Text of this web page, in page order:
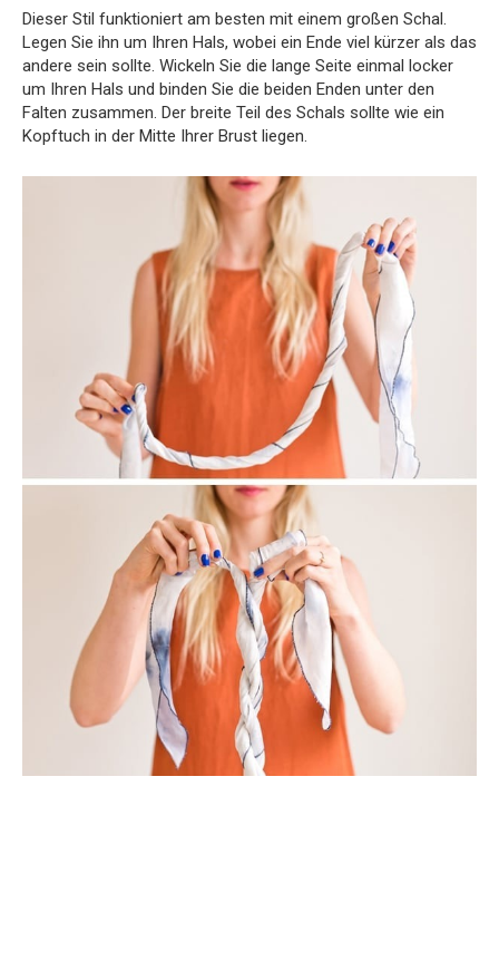
Dieser Stil funktioniert am besten mit einem großen Schal.
Legen Sie ihn um Ihren Hals, wobei ein Ende viel kürzer als das
andere sein sollte. Wickeln Sie die lange Seite einmal locker
um Ihren Hals und binden Sie die beiden Enden unter den
Falten zusammen. Der breite Teil des Schals sollte wie ein
Kopftuch in der Mitte Ihrer Brust liegen.